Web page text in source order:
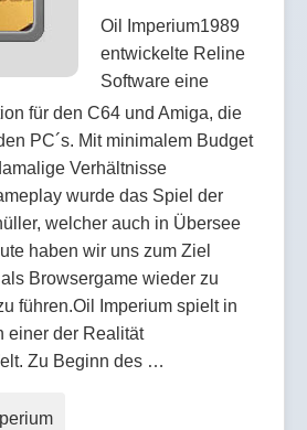
Oil Imperium1989
entwickelte Reline
Software eine
für den C64 und Amiga, die
PC´s. Mit minimalem Budget
Verhältnisse
wurde das Spiel der
welcher auch in Übersee
haben wir uns zum Ziel
Browsergame wieder zu
führen.Oil Imperium spielt in
einer der Realität
Zu Beginn des …